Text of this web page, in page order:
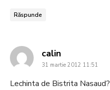
Răspunde
calinsays:
31 martie 2012 11:51
Lechinta de Bistrita Nasaud?